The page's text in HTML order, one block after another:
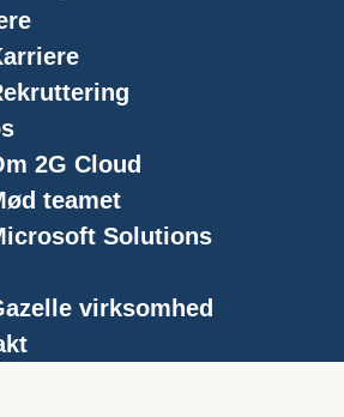
2G Cloud
teamet
Solutions
virksomhed